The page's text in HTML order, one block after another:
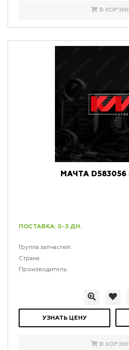
В
МАЧТА D583056
ПОСТАВКА: 0-3 ДН.
Группа запчастей:
Страна:
Производитель:
УЗНАТЬ ЦЕНУ
В